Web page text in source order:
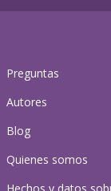
Preguntas
Autores
Blog
Quienes somos